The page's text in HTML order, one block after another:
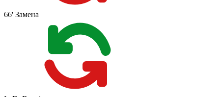
66' Замена